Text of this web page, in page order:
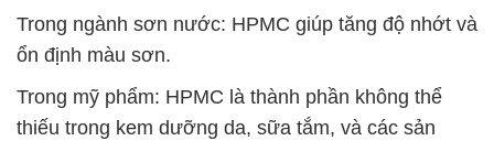
Trong ngành sơn nước: HPMC giúp tăng độ nhớt và
ổn định màu sơn.
Trong mỹ phẩm: HPMC là thành phần không thể
thiếu trong kem dưỡng da, sữa tắm, và các sản